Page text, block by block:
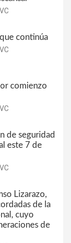
continúa
comienzo
de seguridad
este 7 de
Lizarazo,
de la
cuyo
de